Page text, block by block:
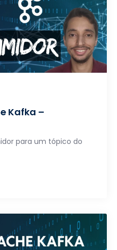
Kafka –
para um tópico do